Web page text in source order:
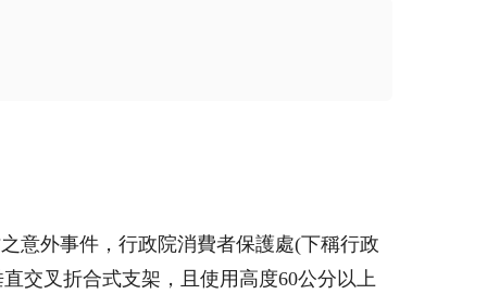
意外事件，行政院消費者保護處(下稱行政
交叉折合式支架，且使用高度60公分以上